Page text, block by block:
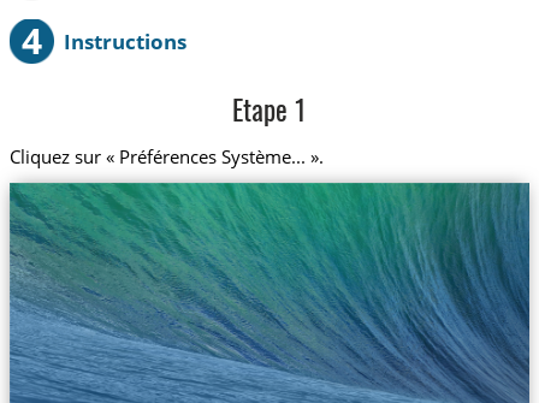
4 Instructions
Etape 1
Cliquez sur « Préférences Système... ».